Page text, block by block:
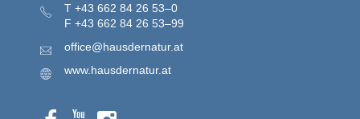
T +43 662 84 26 53–0
F +43 662 84 26 53–99
office@hausdernatur.at
www.hausdernatur.at